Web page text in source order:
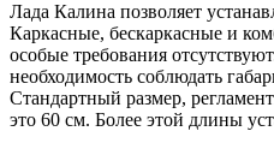
Лада Калина позволяет
Каркасные, бескаркасные и
особые требования
необходимость соблюдать
Стандартный размер,
это 60 см. Более этой длины